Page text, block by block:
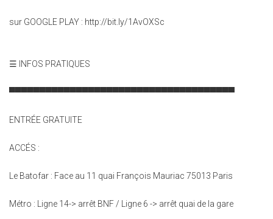
sur GOOGLE PLAY : http://bit.ly/1AvOXSc
☰ INFOS PRATIQUES
▀▀▀▀▀▀▀▀▀▀▀▀▀▀▀▀▀▀▀▀▀▀▀▀▀▀▀▀▀▀▀▀▀▀▀▀▀
ENTRÉE GRATUITE
ACCÉS :
Le Batofar : Face au 11 quai François Mauriac 75013 Paris
Métro : Ligne 14-> arrêt BNF / Ligne 6 -> arrêt quai de la gare